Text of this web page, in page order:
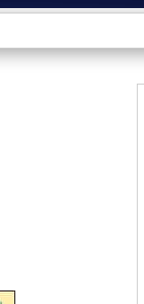
舗サービス
ト取り置き
報